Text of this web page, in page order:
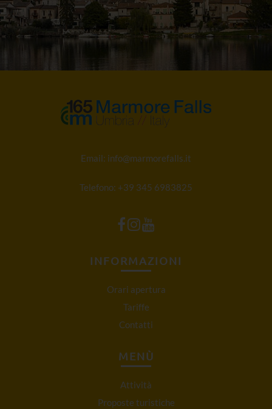
Email: info@marmorefalls.it
Telefono: +39 345 6983825
INFORMAZIONI
Orari apertura
Tariffe
Contatti
MENÙ
Attività
Proposte turistiche